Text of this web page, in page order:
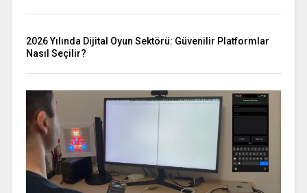
2026 Yılında Dijital Oyun Sektörü: Güvenilir Platformlar
Nasıl Seçilir?